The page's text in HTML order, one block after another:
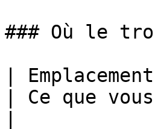
### Où le
| Emplacement
| Ce que